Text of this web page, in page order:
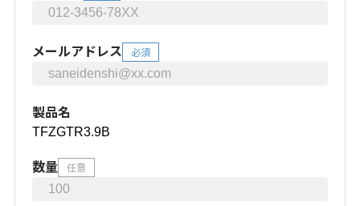
メールアドレス 必須
製品名
数量 任意